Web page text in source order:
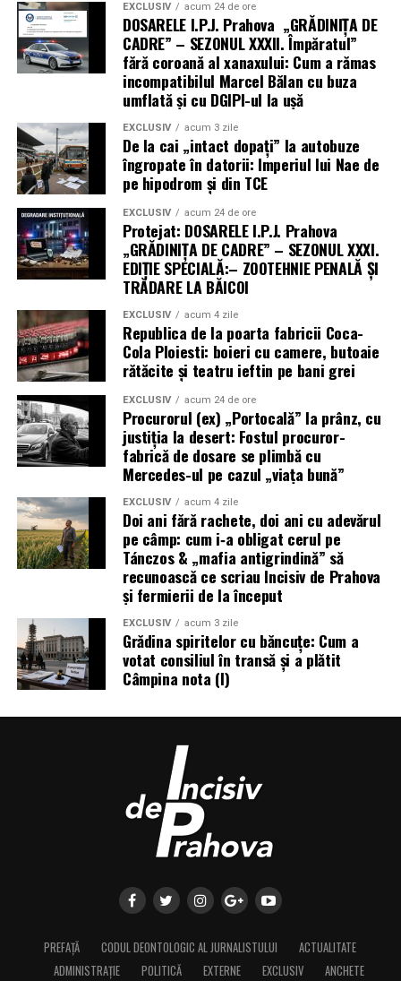
EXCLUSIV acum 24 de ore
DOSARELE I.P.J. Prahova „GRĂDINIȚA DE
CADRE” – SEZONUL XXXII. Împăratul”
fără coroană al xanaxului: Cum a rămas
incompatibilul Marcel Bălan cu buza
umflată și cu DGIPI-ul la ușă
EXCLUSIV acum 3 zile
De la cai „intact dopați” la autobuze
îngropate în datorii: Imperiul lui Nae de
pe hipodrom și din TCE
EXCLUSIV acum 24 de ore
Protejat: DOSARELE I.P.J. Prahova
„GRĂDINIȚA DE CADRE” – SEZONUL XXXI.
EDIȚIE SPECIALĂ:– ZOOTEHNIE PENALĂ ȘI
TRĂDARE LA BĂICOI
EXCLUSIV acum 4 zile
Republica de la poarta fabricii Coca-
Cola Ploiesti: boieri cu camere, butoaie
rătăcite și teatru ieftin pe bani grei
EXCLUSIV acum 24 de ore
Procurorul (ex) „Portocală” la prânz, cu
justiția la desert: Fostul procuror-
fabrică de dosare se plimbă cu
Mercedes-ul pe cazul „viața bună”
EXCLUSIV acum 4 zile
Doi ani fără rachete, doi ani cu adevărul
pe câmp: cum i‑a obligat cerul pe
Tánczos & „mafia antigrindină” să
recunoască ce scriau Incisiv de Prahova
și fermierii de la început
EXCLUSIV acum 3 zile
Grădina spiritelor cu băncuțe: Cum a
votat consiliul în transă și a plătit
Câmpina nota (I)
PREFAȚĂ CODUL DEONTOLOGIC AL JURNALISTULUI
ACTUALITATE
ADMINISTRAȚIE
POLITICĂ EXTERNE EXCLUSIV ANCHETE